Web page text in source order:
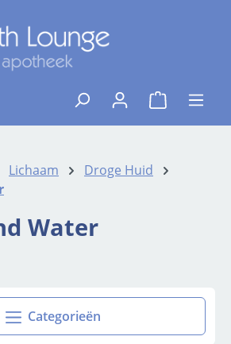
{1}De
Lichaam
Droge Huid
Water
Categorieën